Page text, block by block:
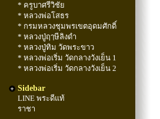
* ครูบาศรีวิชัย
* หลวงพ่อโสธร
* กรมหลวงชุมพรเขตอุดมศักดิ์
* หลวงปู่ฤๅษีลิงดำ
* หลวงปู่ทิม วัดพระขาว
* หลวงพ่อเริ่ม วัดกลางวังเย็น 1
* หลวงพ่อเริ่ม วัดกลางวังเย็น 2
Sidebar
LINE พระดีแท้
ราชา